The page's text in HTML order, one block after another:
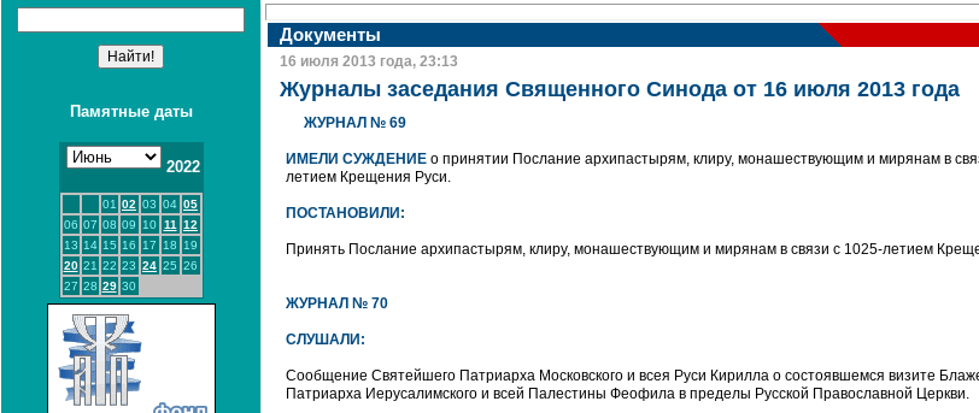
Памятные даты
2022
01 02 03 04 05
06 07 08 09 10 11
12
13 14 15 16 17 18
19
20 21 22 23 24 25 26
27 28 29 30
Документы
16 июля 2013 года, 23:13
Журналы заседания Священного Синода от 16 июля 2013 года
ЖУРНАЛ № 69
ИМЕЛИ СУЖДЕНИЕ о принятии Послание архипастырям, клиру, монашествующим и мирянам в
летием Крещения Руси.
ПОСТАНОВИЛИ:
Принять Послание архипастырям, клиру, монашествующим и мирянам в связи с 1025-летием
ЖУРНАЛ № 70
СЛУШАЛИ:
Сообщение Святейшего Патриарха Московского и всея Руси Кирилла о состоявшемся визите
Патриарха Иерусалимского и всей Палестины Феофила в пределы Русской Православной Церкви.